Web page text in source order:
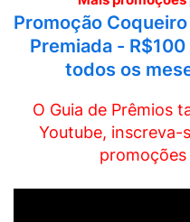
Promoção
Premiada -
todos os
O Guia de Prêmios
Youtube, inscreva-